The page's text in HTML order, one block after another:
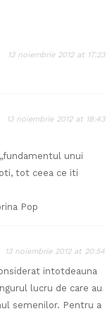
13 noiembrie 2012 at 17:23
13 noiembrie 2012 at 18:43
unui
tot ceea ce iti
Pop
13 noiembrie 2012 at 20:54
intotdeauna
lucru de care au
semenilor. Pentru a